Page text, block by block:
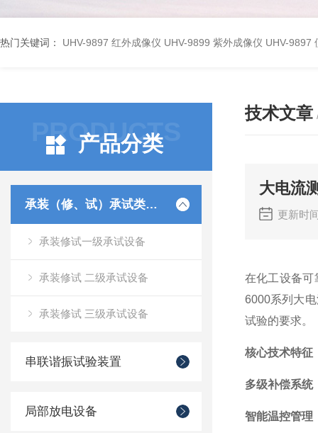
热门关键词： UHV-9897 红外成像仪 UHV-9899 紫外成像仪 UHV-9897
PRODUCTS
产品分类
承装（修、试）承试类仪器
承装修试一级承试设备
承装修试 二级承试设备
承装修试 三级承试设备
串联谐振试验装置
局部放电设备
技术文章
大电流
更新时
在化工设备可
6000系列大
试验的要求。
核心技术特征
多级补偿系统
智能温控管理